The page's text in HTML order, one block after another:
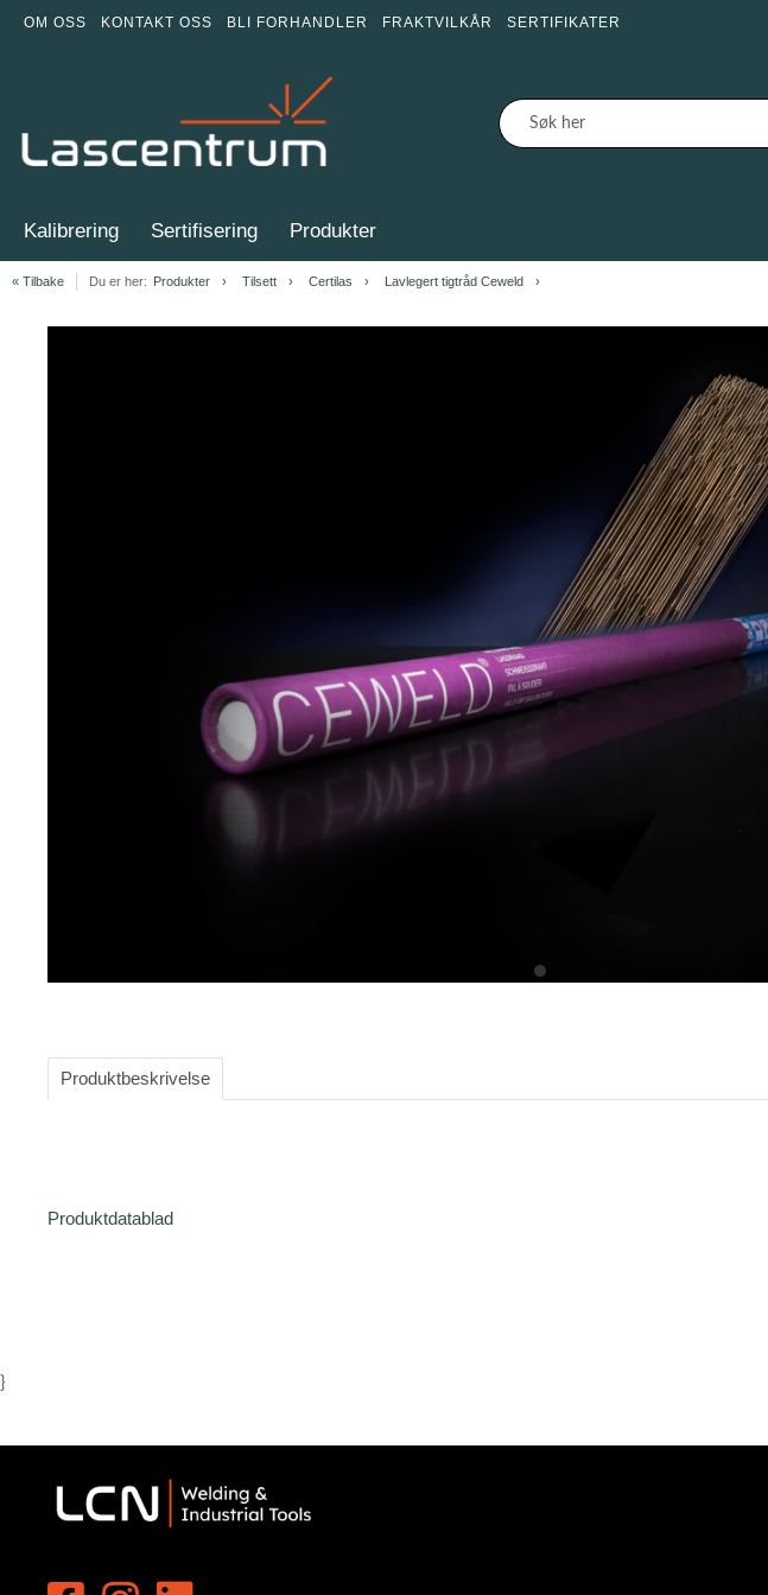
OM OSS KONTAKT OSS BLI FORHANDLER FRAKTVILKÅR SERTIFIKATER
Kalibrering Sertifisering Produkter
« Tilbake Du er her: Produkter Tilsett Certilas Lavlegert tigtråd Ceweld
item
of
Produktbeskrivelse
Produktdatablad
}